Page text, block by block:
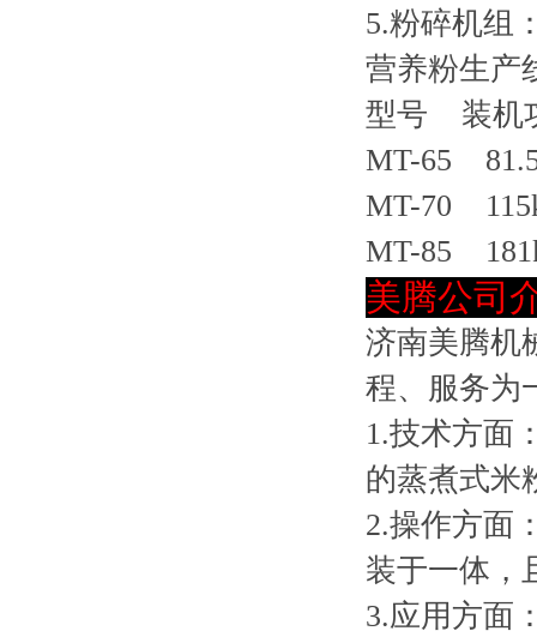
5.粉碎机组
营养粉生产
型号 装机
MT-65
MT-70
MT-85
美腾公司
济南美腾机
程、服务为
1.技术方面
的蒸煮式米
2.操作方面
装于一体，
3.应用方面